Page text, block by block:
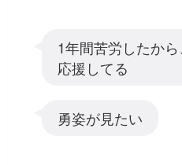
1年間苦労したから
応援してる
勇姿が見たい